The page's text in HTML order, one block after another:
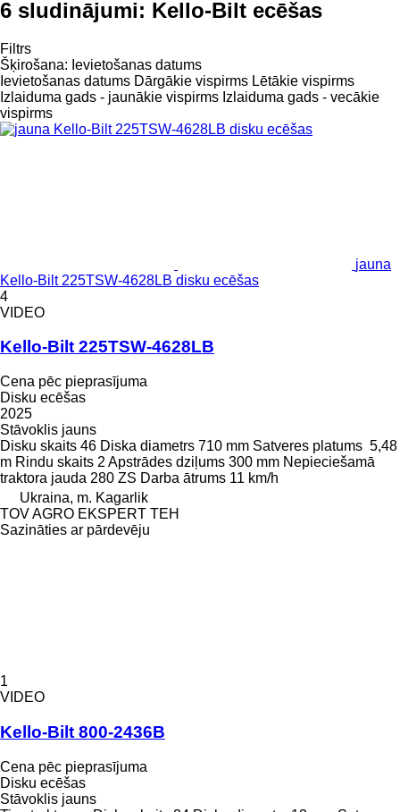
6 sludinājumi: Kello-Bilt ecēšas
Filtrs
Šķirošana: Ievietošanas datums
Ievietošanas datums Dārgākie vispirms Lētākie vispirms
Izlaiduma gads - jaunākie vispirms Izlaiduma gads - vecākie
vispirms
jauna
Kello-Bilt 225TSW-4628LB disku ecēšas
4
VIDEO
Kello-Bilt 225TSW-4628LB
Cena pēc pieprasījuma
Disku ecēšas
2025
Stāvoklis jauns
Disku skaits 46 Diska diametrs 710 mm Satveres platums 5,48
m Rindu skaits 2 Apstrādes dziļums 300 mm Nepieciešamā
traktora jauda 280 ZS Darba ātrums 11 km/h
Ukraina, m. Kagarlik
TOV AGRO EKSPERT TEH
Sazināties ar pārdevēju
1
VIDEO
Kello-Bilt 800-2436B
Cena pēc pieprasījuma
Disku ecēšas
Stāvoklis jauns